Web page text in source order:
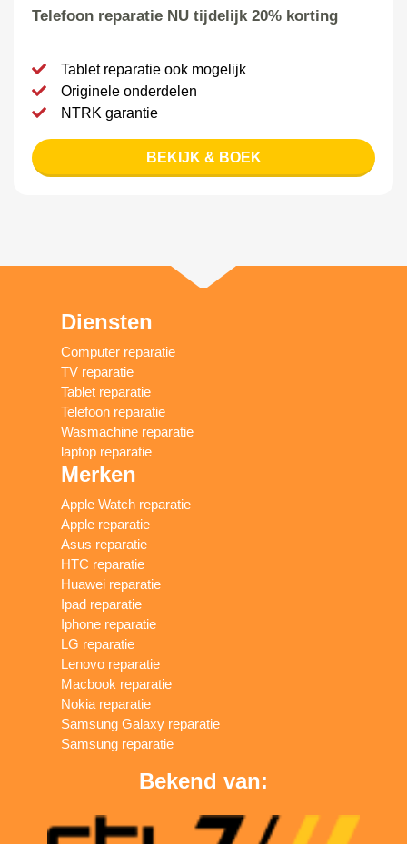
Telefoon reparatie NU tijdelijk 20% korting
Tablet reparatie ook mogelijk
Originele onderdelen
NTRK garantie
BEKIJK & BOEK
Diensten
Computer reparatie
TV reparatie
Tablet reparatie
Telefoon reparatie
Wasmachine reparatie
laptop reparatie
Merken
Apple Watch reparatie
Apple reparatie
Asus reparatie
HTC reparatie
Huawei reparatie
Ipad reparatie
Iphone reparatie
LG reparatie
Lenovo reparatie
Macbook reparatie
Nokia reparatie
Samsung Galaxy reparatie
Samsung reparatie
Bekend van: